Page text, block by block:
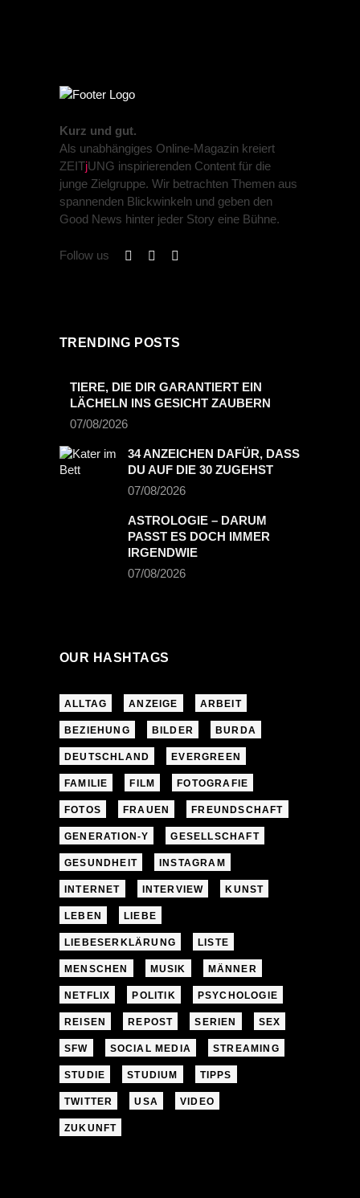
Kurz und gut.
Als unabhängiges Online-Magazin kreiert
ZEITjUNG inspirierenden Content für die
junge Zielgruppe. Wir betrachten Themen aus
spannenden Blickwinkeln und geben den
Good News hinter jeder Story eine Bühne.
Follow us
TRENDING POSTS
TIERE, DIE DIR GARANTIERT EIN
LÄCHELN INS GESICHT ZAUBERN
07/08/2026
34 ANZEICHEN DAFÜR, DASS
DU AUF DIE 30 ZUGEHST
07/08/2026
ASTROLOGIE – DARUM
PASST ES DOCH IMMER
IRGENDWIE
07/08/2026
OUR HASHTAGS
ALLTAG ANZEIGE ARBEIT
BEZIEHUNG BILDER BURDA
DEUTSCHLAND EVERGREEN
FAMILIE FILM FOTOGRAFIE
FOTOS FRAUEN FREUNDSCHAFT
GENERATION-Y GESELLSCHAFT
GESUNDHEIT INSTAGRAM
INTERNET INTERVIEW KUNST
LEBEN LIEBE
LIEBESERKLÄRUNG LISTE
MENSCHEN MUSIK MÄNNER
NETFLIX POLITIK PSYCHOLOGIE
REISEN REPOST SERIEN SEX
SFW SOCIAL MEDIA STREAMING
STUDIE STUDIUM TIPPS
TWITTER USA VIDEO
ZUKUNFT